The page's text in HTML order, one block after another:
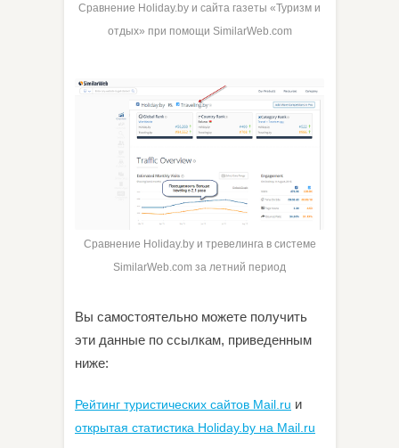
Сравнение Holiday.by и сайта газеты «Туризм и
отдых» при помощи SimilarWeb.com
Сравнение Holiday.by и тревелинга в системе
SimilarWeb.com за летний период
Вы самостоятельно можете получить
эти данные по ссылкам, приведенным
ниже:
Рейтинг туристических сайтов Mail.ru и
открытая статистика Holiday.by на Mail.ru